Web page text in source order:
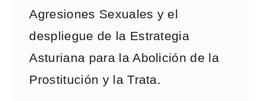
Agresiones Sexuales y el
despliegue de la Estrategia
Asturiana para la Abolición de la
Prostitución y la Trata.